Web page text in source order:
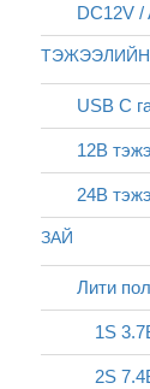
DC12V /
ТЭЖЭЭЛИЙН
USB C
12В
24В
ЗАЙ
Лити
1S
2S